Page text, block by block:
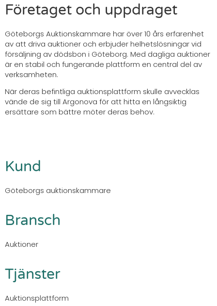
Företaget och uppdraget
Göteborgs Auktionskammare har över 10 års erfarenhet
av att driva auktioner och erbjuder helhetslösningar vid
försäljning av dödsbon i Göteborg. Med dagliga auktioner
är en stabil och fungerande plattform en central del av
verksamheten.
När deras befintliga auktionsplattform skulle avvecklas
vände de sig till Argonova för att hitta en långsiktig
ersättare som bättre möter deras behov.
Kund
Göteborgs auktionskammare
Bransch
Auktioner
Tjänster
Auktionsplattform